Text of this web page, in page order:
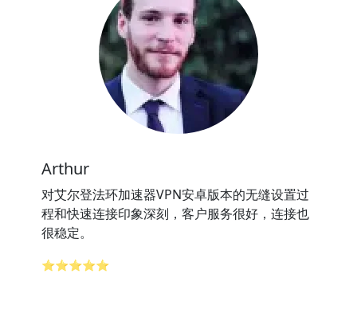
Arthur
对艾尔登法环加速器VPN安卓版本的无缝设置过
程和快速连接印象深刻，客户服务很好，连接也
很稳定。
⭐⭐⭐⭐⭐